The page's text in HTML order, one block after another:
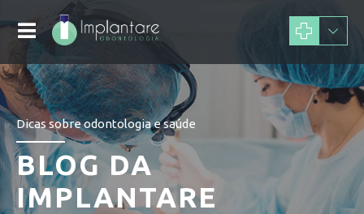
Dicas sobre odontologia e saúde
BLOG DA
IMPLANTARE